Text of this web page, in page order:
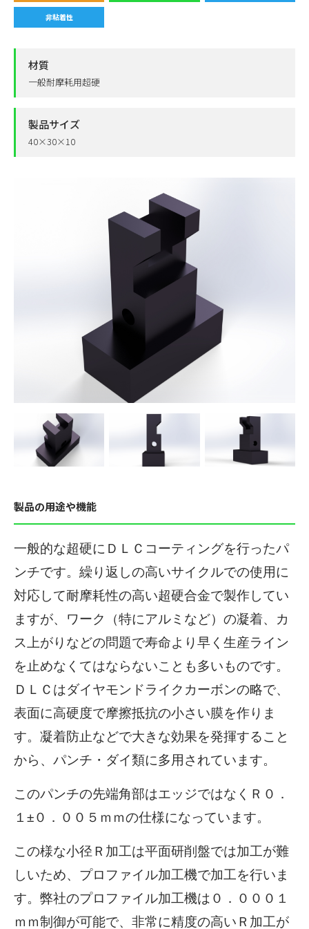
非粘着性
材質
一般耐摩耗用超硬
製品サイズ
40×30×10
製品の用途や機能
一般的な超硬にＤＬＣコーティングを行ったパ
ンチです。繰り返しの高いサイクルでの使用に
対応して耐摩耗性の高い超硬合金で製作してい
ますが、ワーク（特にアルミなど）の凝着、カ
ス上がりなどの問題で寿命より早く生産ライン
を止めなくてはならないことも多いものです。
ＤＬＣはダイヤモンドライクカーボンの略で、
表面に高硬度で摩擦抵抗の小さい膜を作りま
す。凝着防止などで大きな効果を発揮すること
から、パンチ・ダイ類に多用されています。
このパンチの先端角部はエッジではなくＲ０．
１±０．００５ｍｍの仕様になっています。
この様な小径Ｒ加工は平面研削盤では加工が難
しいため、プロファイル加工機で加工を行いま
す。弊社のプロファイル加工機は０．０００１
ｍｍ制御が可能で、非常に精度の高いＲ加工が